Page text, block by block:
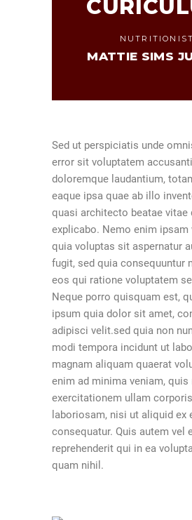
NUTRITIONIST
MATTIE SIMS
Sed ut perspiciatis unde
error sit voluptatem
doloremque laudantium,
eaque ipsa quae ab illo
quasi architecto beatae vitae
explicabo. Nemo enim ipsam
quia voluptas sit aspernatur
fugit, sed quia consequuntur
eos qui ratione voluptatem
Neque porro quisquam est,
ipsum quia dolor sit amet,
adipisci velit.sed quia non
modi tempora incidunt ut
magnam aliquam quaerat
enim ad minima veniam, quis
exercitationem ullam
laboriosam, nisi ut aliquid ex
consequatur. Quis autem vel
reprehenderit qui in ea
quam nihil.